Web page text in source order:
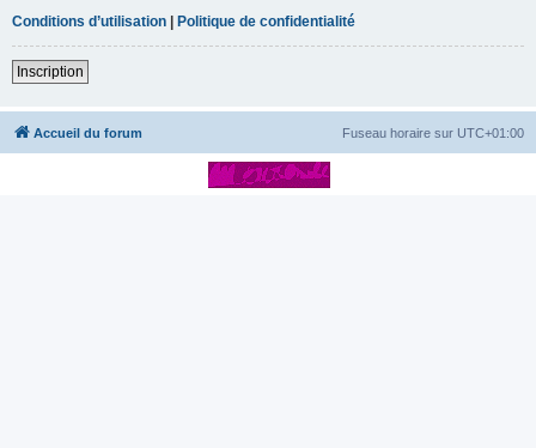
Conditions d’utilisation | Politique de confidentialité
Inscription
Accueil du forum Fuseau horaire sur UTC+01:00